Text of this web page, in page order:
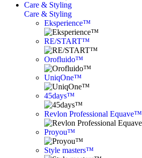
Care & Styling
Care & Styling
Eksperience™
RE/START™
Orofluido™
UniqOne™
45days™
Revlon Professional Equave™
Proyou™
Style masters™